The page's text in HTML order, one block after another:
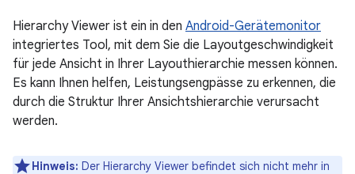
Hierarchy Viewer ist ein in den Android-Gerätemonitor
integriertes Tool, mit dem Sie die Layoutgeschwindigkeit
für jede Ansicht in Ihrer Layouthierarchie messen können.
Es kann Ihnen helfen, Leistungsengpässe zu erkennen, die
durch die Struktur Ihrer Ansichtshierarchie verursacht
werden.
Hinweis: Der Hierarchy Viewer befindet sich nicht mehr in